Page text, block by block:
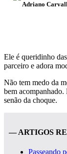
Adriano
Ele é queridinho
parceiro e adora
Não tem medo da
bem
senão da choque.
— ARTIGOS
Passeando